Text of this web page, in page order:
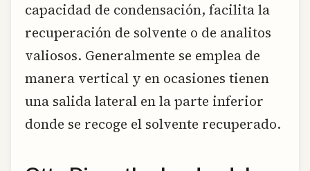
capacidad de condensación, facilita la
recuperación de solvente o de analitos
valiosos. Generalmente se emplea de
manera vertical y en ocasiones tienen
una salida lateral en la parte inferior
donde se recoge el solvente recuperado.